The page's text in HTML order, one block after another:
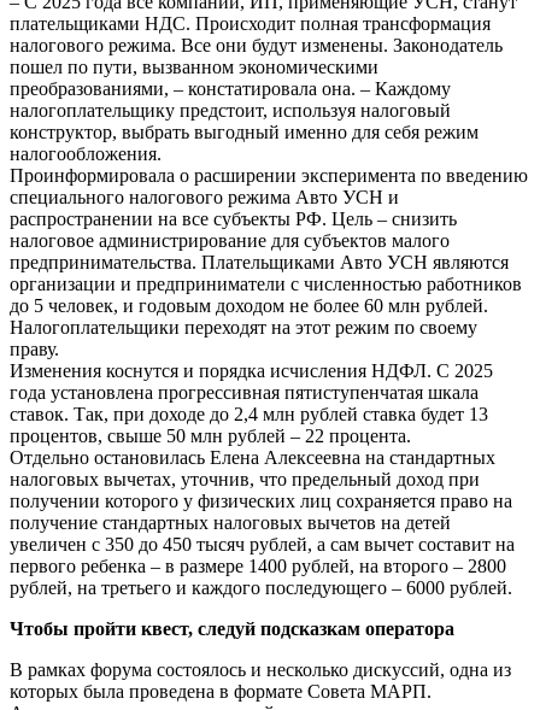
плательщиками НДС. Происходит полная трансформация
налогового режима. Все они будут изменены. Законодатель
пошел по пути, вызванном экономическими
преобразованиями, – констатировала она. – Каждому
налогоплательщику предстоит, используя налоговый
конструктор, выбрать выгодный именно для себя режим
налогообложения.
Проинформировала о расширении эксперимента по введению
специального налогового режима Авто УСН и
распространении на все субъекты РФ. Цель – снизить
налоговое администрирование для субъектов малого
предпринимательства. Плательщиками Авто УСН являются
организации и предприниматели с численностью работников
до 5 человек, и годовым доходом не более 60 млн рублей.
Налогоплательщики переходят на этот режим по своему
праву.
Изменения коснутся и порядка исчисления НДФЛ. С 2025
года установлена прогрессивная пятиступенчатая шкала
ставок. Так, при доходе до 2,4 млн рублей ставка будет 13
процентов, свыше 50 млн рублей – 22 процента.
Отдельно остановилась Елена Алексеевна на стандартных
налоговых вычетах, уточнив, что предельный доход при
получении которого у физических лиц сохраняется право на
получение стандартных налоговых вычетов на детей
увеличен с 350 до 450 тысяч рублей, а сам вычет составит на
первого ребенка – в размере 1400 рублей, на второго – 2800
рублей, на третьего и каждого последующего – 6000 рублей.
Чтобы пройти квест, следуй подсказкам оператора
В рамках форума состоялось и несколько дискуссий, одна из
которых была проведена в формате Совета МАРП.